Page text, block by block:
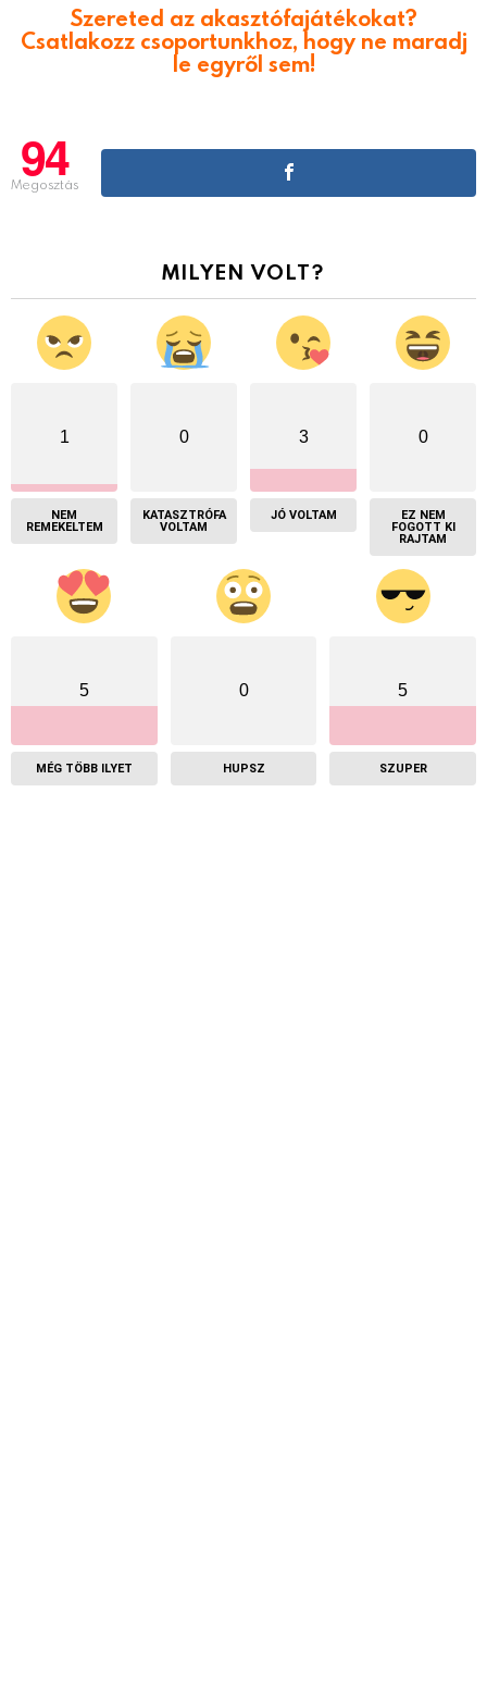
Szereted az akasztófajátékokat?
Csatlakozz csoportunkhoz, hogy ne maradj
le egyről sem!
94
Megosztás
MILYEN VOLT?
1
NEM
REMEKELTEM
0
KATASZTRÓFA
VOLTAM
3
JÓ VOLTAM
0
EZ NEM
FOGOTT KI
RAJTAM
5
MÉG TÖBB ILYET
0
HUPSZ
5
SZUPER